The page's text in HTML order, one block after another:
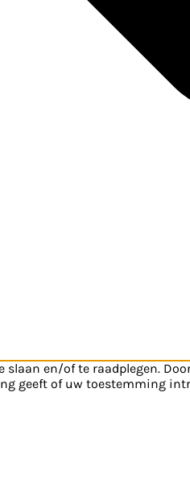
en/of te raadplegen.
geeft of uw toestemming